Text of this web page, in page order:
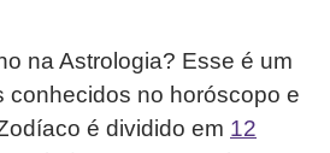
na Astrologia? Esse é um
conhecidos no horóscopo e
é dividido em 12